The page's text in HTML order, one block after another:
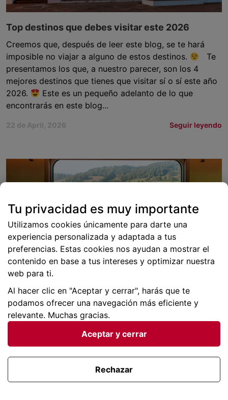
Top destinos que debes visitar este 2026
Creemos que, después de leer este blog, se te hará
imposible no viajar a alguno de estos destinos.
Te
presentamos los que, a nuestro parecer, son los 4
mejores destinos que tienes que visitar sí o sí este año
2026.
Este es un pequeño adelanto de lo que
encontrarás en este blog...
22 de April, 2026 Seguir leyendo
Cómo moverte por Europa en tren sin gastarte
una fortuna
¿Quieres hacer un viaje por Europa en tren? Aunque
no lo creas, es mucho más económico de lo que
piensas. Se trata de una alternativa ideal para recorrer
el continente de manera cómoda y práctica. ¡Te
llevará por ciudades como París, Viena, Praga, entre
Tu privacidad es muy importante
Utilizamos cookies únicamente para darte una
experiencia personalizada y adaptada a tus
preferencias. Estas cookies nos ayudan a mostrar el
contenido en base a tus intereses y optimizar nuestra
web para ti.
Al hacer clic en "Aceptar y cerrar", harás que te
podamos ofrecer una navegación más eficiente y
relevante. Muchas gracias.
Aceptar y cerrar
Rechazar